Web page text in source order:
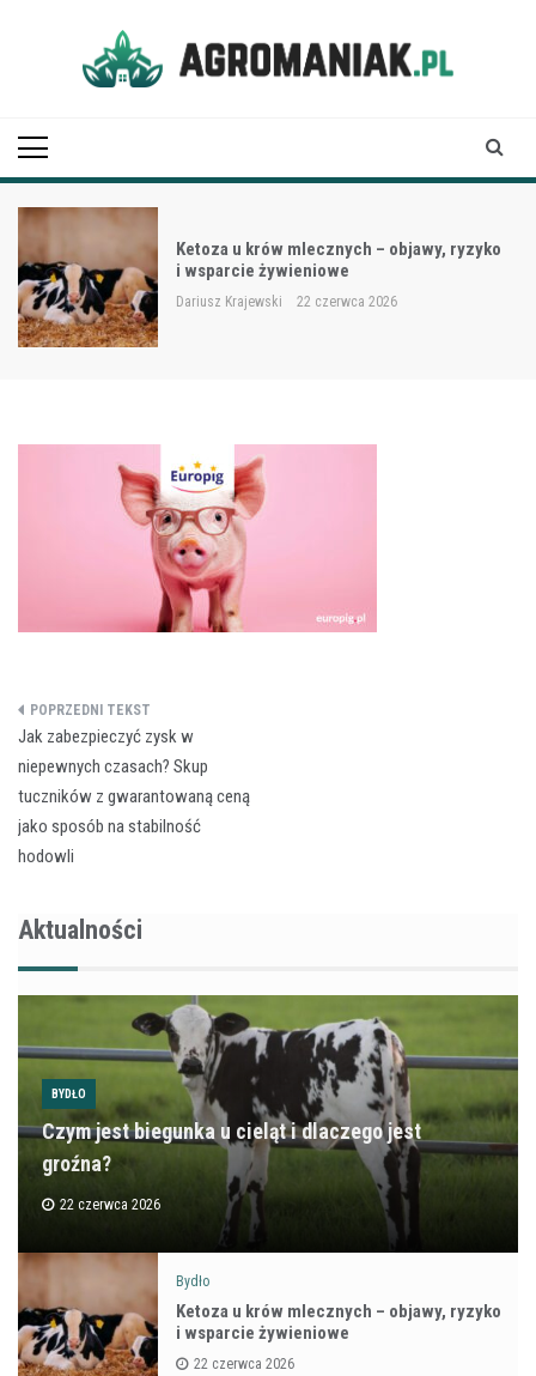
Ketoza u krów mlecznych – objawy, ryzyko
i wsparcie żywieniowe
Dariusz Krajewski 22 czerwca 2026
Nawigacja
wpisu
Jak zabezpieczyć zysk w
niepewnych czasach? Skup
tuczników z gwarantowaną ceną
jako sposób na stabilność
hodowli
Aktualności
BYDŁO
Czym jest biegunka u cieląt i dlaczego jest
groźna?
22 czerwca 2026
Bydło
Ketoza u krów mlecznych – objawy, ryzyko
i wsparcie żywieniowe
22 czerwca 2026